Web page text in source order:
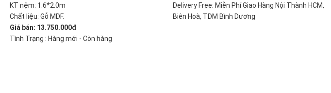
KT nệm: 1.6*2.0m
Chất liệu: Gỗ MDF.
Giá bán: 13.750.000đ
Tình Trạng : Hàng mới - Còn hàng
Delivery Free: Miễn Phí Giao Hàng Nội Thành HCM,
Biên Hoà, TDM Bình Dương